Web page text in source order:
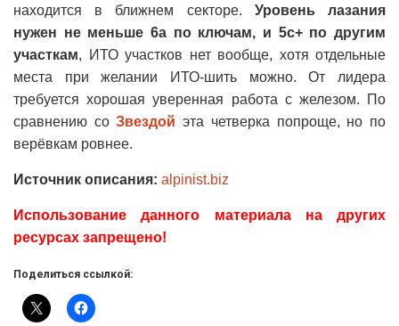
находится в ближнем секторе. Уровень лазания
нужен не меньше 6а по ключам, и 5с+ по другим
участкам, ИТО участков нет вообще, хотя отдельные
места при желании ИТО-шить можно. От лидера
требуется хорошая уверенная работа с железом. По
сравнению соЗвездой эта четверка попроще, но по
верёвкам ровнее.
Источник описания: alpinist.biz
Использование данного материала на других
ресурсах запрещено!
Поделиться ссылкой: